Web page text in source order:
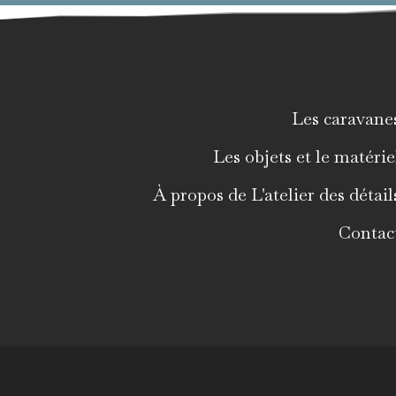
Les
Les objets et le
À propos de L'atelier des